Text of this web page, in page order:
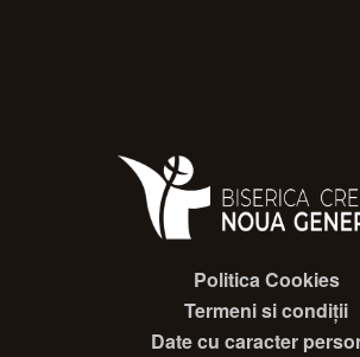
Politica Cookies
Termeni si condiții
Date cu caracter